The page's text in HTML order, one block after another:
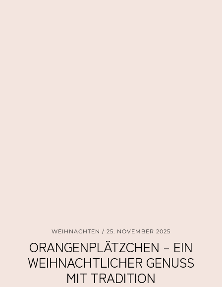
WEIHNACHTEN 25. NOVEMBER 2025
ORANGENPLÄTZCHEN – EIN
WEIHNACHTLICHER GENUSS
MIT TRADITION